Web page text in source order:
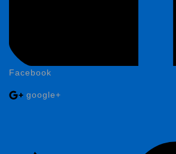
Facebook
google+